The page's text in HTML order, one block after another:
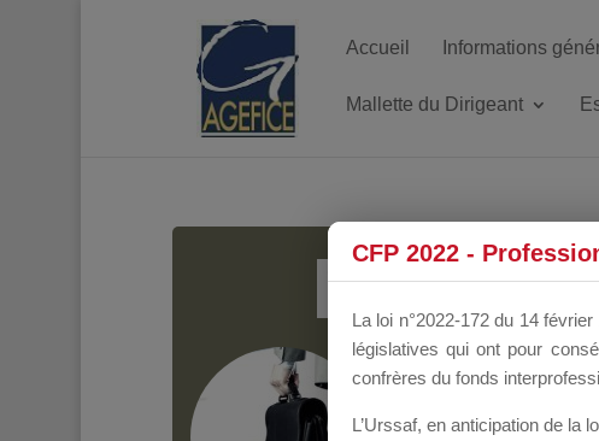
Accueil Informations
Mallette du Dirigeant
Groupe Public il y a un
CFP 2022 -
La loi n°2022-172 du 14
législatives qui ont pour
confrères du fonds
L’Urssaf, en anticipation de la